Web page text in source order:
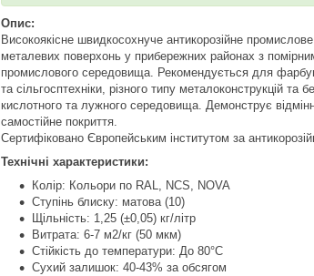
Опис:
Високоякісне швидкосохнуче антикорозійне
металевих поверхонь у прибережних районах з
промислового середовища. Рекомендується для
та сільгосптехніки, різного типу металоконструкцій
кислотного та лужного середовища. Демонструє
самостійне покриття.
Сертифіковано Європейським інститутом за
Технічні характеристики:
Колір: Кольори по RAL, NCS, NOVA
Ступінь блиску: матова (10)
Щільність: 1,25 (±0,05) кг/літр
Витрата: 6-7 м2/кг (50 мкм)
Стійкість до температури: До 80°С
Сухий залишок: 40-43% за обсягом